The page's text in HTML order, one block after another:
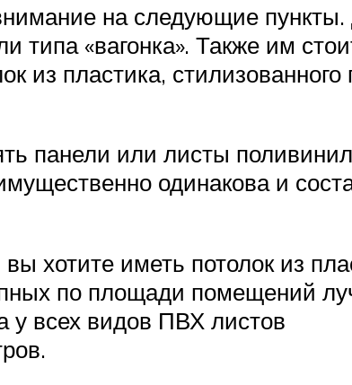
на следующие
«вагонка». Также им
из пластика,
панели или листы
одинакова и
хотите иметь потолок из
по площади помещений
у всех видов ПВХ листов